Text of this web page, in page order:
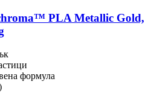
PLA Metallic Gold,
формула